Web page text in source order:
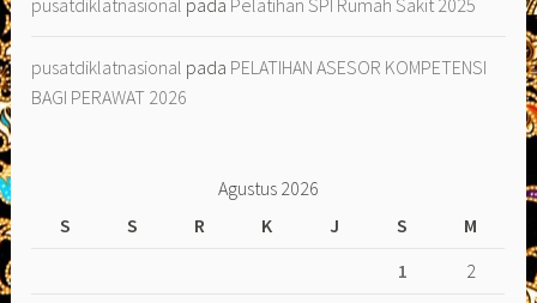
pusatdiklatnasional pada Pelatihan SPI Rumah Sakit 2025
pusatdiklatnasional pada PELATIHAN ASESOR KOMPETENSI
BAGI PERAWAT 2026
Agustus 2026
S
S R K J S
M
1
2